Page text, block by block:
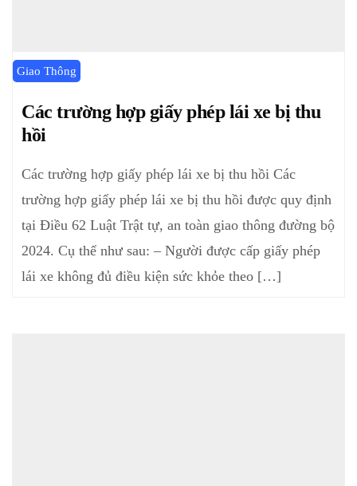
Giao Thông
Các trường hợp giấy phép lái xe bị thu
hồi
Các trường hợp giấy phép lái xe bị thu hồi Các
trường hợp giấy phép lái xe bị thu hồi được quy định
tại Điều 62 Luật Trật tự, an toàn giao thông đường bộ
2024. Cụ thể như sau: – Người được cấp giấy phép
lái xe không đủ điều kiện sức khỏe theo […]